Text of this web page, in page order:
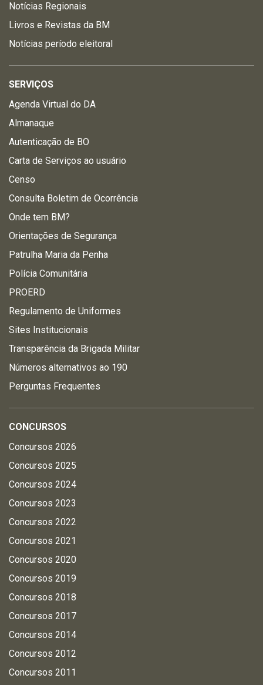
Notícias Regionais
Livros e Revistas da BM
Notícias período eleitoral
SERVIÇOS
Agenda Virtual do DA
Almanaque
Autenticação de BO
Carta de Serviços ao usuário
Censo
Consulta Boletim de Ocorrência
Onde tem BM?
Orientações de Segurança
Patrulha Maria da Penha
Polícia Comunitária
PROERD
Regulamento de Uniformes
Sites Institucionais
Transparência da Brigada Militar
Números alternativos ao 190
Perguntas Frequentes
CONCURSOS
Concursos 2026
Concursos 2025
Concursos 2024
Concursos 2023
Concursos 2022
Concursos 2021
Concursos 2020
Concursos 2019
Concursos 2018
Concursos 2017
Concursos 2014
Concursos 2012
Concursos 2011